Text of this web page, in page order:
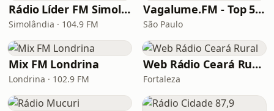
Rádio Líder FM Simolândia
Simolândia · 104.9 FM
Vagalume.FM - Top 50 Internacional
São Paulo
Mix FM Londrina
Londrina · 102.9 FM
Web Rádio Ceará Rural
Fortaleza